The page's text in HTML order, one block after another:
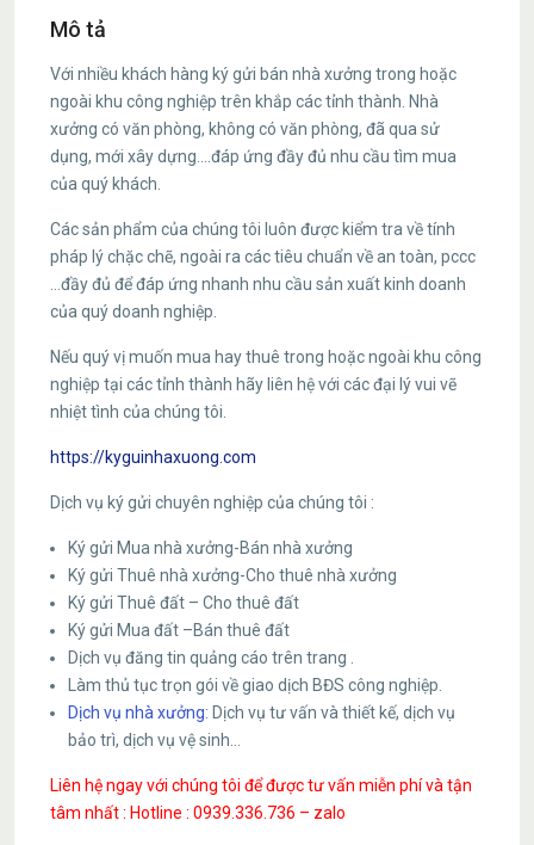
Mô tả
Với nhiều khách hàng ký gửi bán nhà xưởng trong hoặc
ngoài khu công nghiệp trên khắp các tỉnh thành. Nhà
xưởng có văn phòng, không có văn phòng, đã qua sử
dụng, mới xây dựng….đáp ứng đầy đủ nhu cầu tìm mua
của quý khách.
Các sản phẩm của chúng tôi luôn được kiểm tra về tính
pháp lý chặc chẽ, ngoài ra các tiêu chuẩn về an toàn, pccc
…đầy đủ để đáp ứng nhanh nhu cầu sản xuất kinh doanh
của quý doanh nghiệp.
Nếu quý vị muốn mua hay thuê trong hoặc ngoài khu công
nghiệp tại các tỉnh thành hãy liên hệ với các đại lý vui vẽ
nhiệt tình của chúng tôi.
https://kyguinhaxuong.com
Dịch vụ ký gửi chuyên nghiệp của chúng tôi :
Ký gửi Mua nhà xưởng-Bán nhà xưởng
Ký gửi Thuê nhà xưởng-Cho thuê nhà xưởng
Ký gửi Thuê đất – Cho thuê đất
Ký gửi Mua đất –Bán thuê đất
Dịch vụ đăng tin quảng cáo trên trang .
Làm thủ tục trọn gói về giao dịch BĐS công nghiệp.
Dịch vụ nhà xưởng: Dịch vụ tư vấn và thiết kế, dịch vụ
bảo trì, dịch vụ vệ sinh…
Liên hệ ngay với chúng tôi để được tư vấn miễn phí và tận
tâm nhất : Hotline : 0939.336.736 – zalo